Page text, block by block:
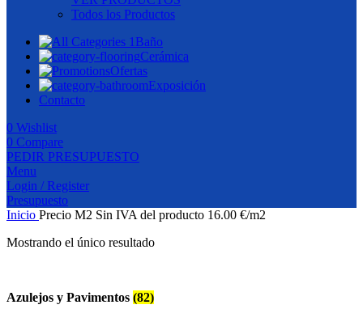
Todos los Productos
Baño
Cerámica
Ofertas
Exposición
Contacto
0 Wishlist
0 Compare
PEDIR PRESUPUESTO
Menu
Login / Register
Presupuesto
Inicio Precio M2 Sin IVA del producto 16.00 €/m2
Mostrando el único resultado
Azulejos y Pavimentos (82)